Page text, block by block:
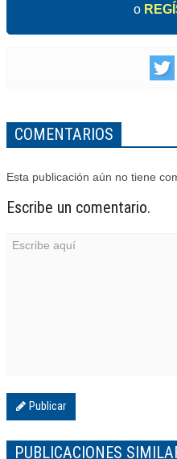
o
COMENTARIOS
Esta publicación aún no tiene
Escribe un comentario.
Publicar
PUBLICACIONES